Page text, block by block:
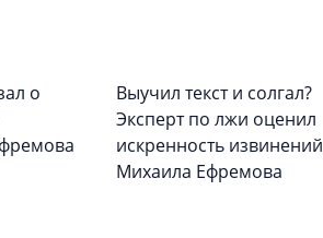
о
Выучил текст и солгал?
Эксперт по лжи оценил
искренность извинений
Михаила Ефремова